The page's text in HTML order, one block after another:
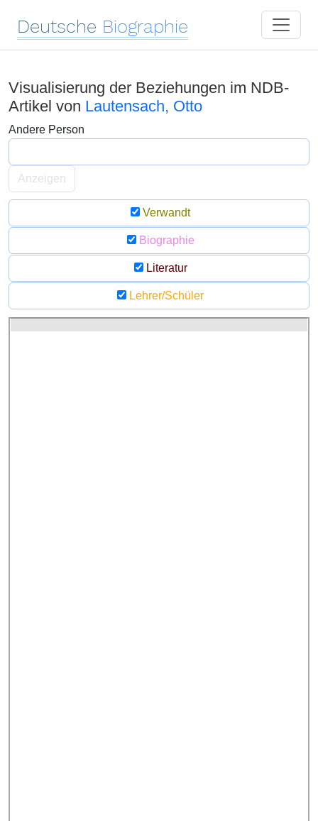
Deutsche Biographie
Visualisierung der Beziehungen im NDB-
Artikel von Lautensach, Otto
Andere Person
Anzeigen
Verwandt
Biographie
Literatur
Lehrer/Schüler